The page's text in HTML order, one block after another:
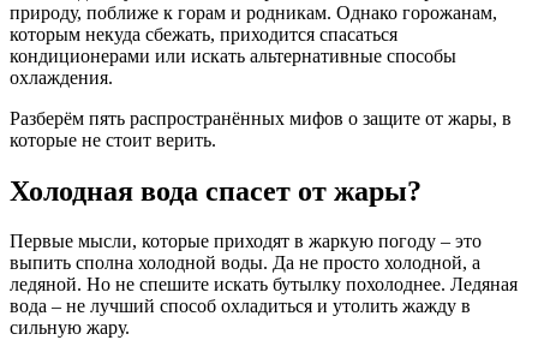
природу, поближе к горам и родникам. Однако горожанам,
которым некуда сбежать, приходится спасаться
кондиционерами или искать альтернативные способы
охлаждения.
Разберём пять распространённых мифов о защите от жары, в
которые не стоит верить.
Холодная вода спасет от жары?
Первые мысли, которые приходят в жаркую погоду – это
выпить сполна холодной воды. Да не просто холодной, а
ледяной. Но не спешите искать бутылку похолоднее. Ледяная
вода – не лучший способ охладиться и утолить жажду в
сильную жару.